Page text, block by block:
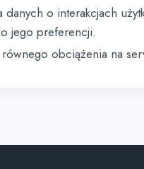
o interakcjach
jego preferencji.
obciążenia na